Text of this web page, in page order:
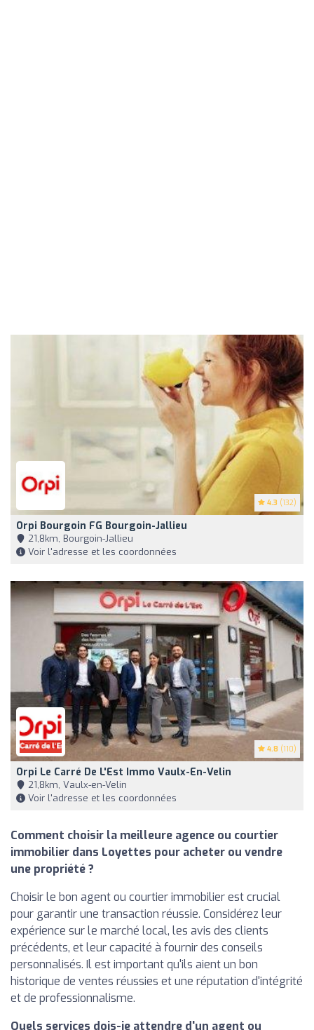
4.3 (132)
Orpi Bourgoin FG Bourgoin-Jallieu
21,8km, Bourgoin-Jallieu
Voir l'adresse et les coordonnées
4.8 (110)
Orpi Le Carré De L'Est Immo Vaulx-En-Velin
21,8km, Vaulx-en-Velin
Voir l'adresse et les coordonnées
Comment choisir la meilleure agence ou courtier
immobilier dans Loyettes pour acheter ou vendre
une propriété ?
Choisir le bon agent ou courtier immobilier est crucial
pour garantir une transaction réussie. Considérez leur
expérience sur le marché local, les avis des clients
précédents, et leur capacité à fournir des conseils
personnalisés. Il est important qu'ils aient un bon
historique de ventes réussies et une réputation d'intégrité
et de professionnalisme.
Quels services dois-je attendre d'un agent ou